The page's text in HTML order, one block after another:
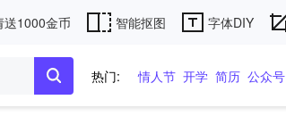
送1000金币 智能抠图 字体DIY
热门: 情人节 开学 简历 公众号